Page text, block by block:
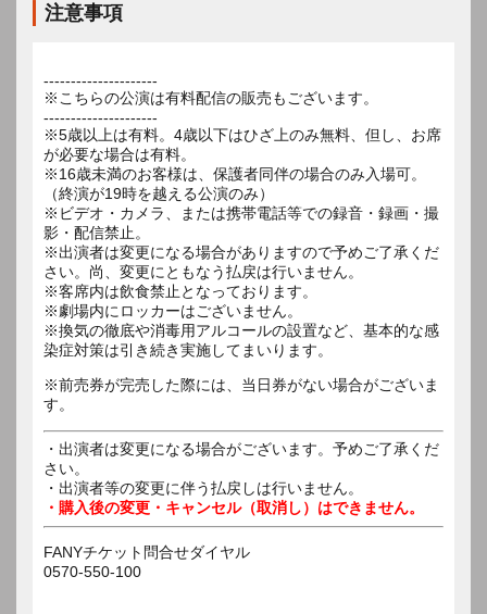
注意事項
---------------------
※こちらの公演は有料配信の販売もございます。
---------------------
※5歳以上は有料。4歳以下はひざ上のみ無料、但し、お席
が必要な場合は有料。
※16歳未満のお客様は、保護者同伴の場合のみ入場可。
（終演が19時を越える公演のみ）
※ビデオ・カメラ、または携帯電話等での録音・録画・撮
影・配信禁止。
※出演者は変更になる場合がありますので予めご了承くだ
さい。尚、変更にともなう払戻は行いません。
※客席内は飲食禁止となっております。
※劇場内にロッカーはございません。
※換気の徹底や消毒用アルコールの設置など、基本的な感
染症対策は引き続き実施してまいります。
※前売券が完売した際には、当日券がない場合がございま
す。
・出演者は変更になる場合がございます。予めご了承くだ
さい。
・出演者等の変更に伴う払戻しは行いません。
・購入後の変更・キャンセル（取消し）はできません。
FANYチケット問合せダイヤル
0570-550-100